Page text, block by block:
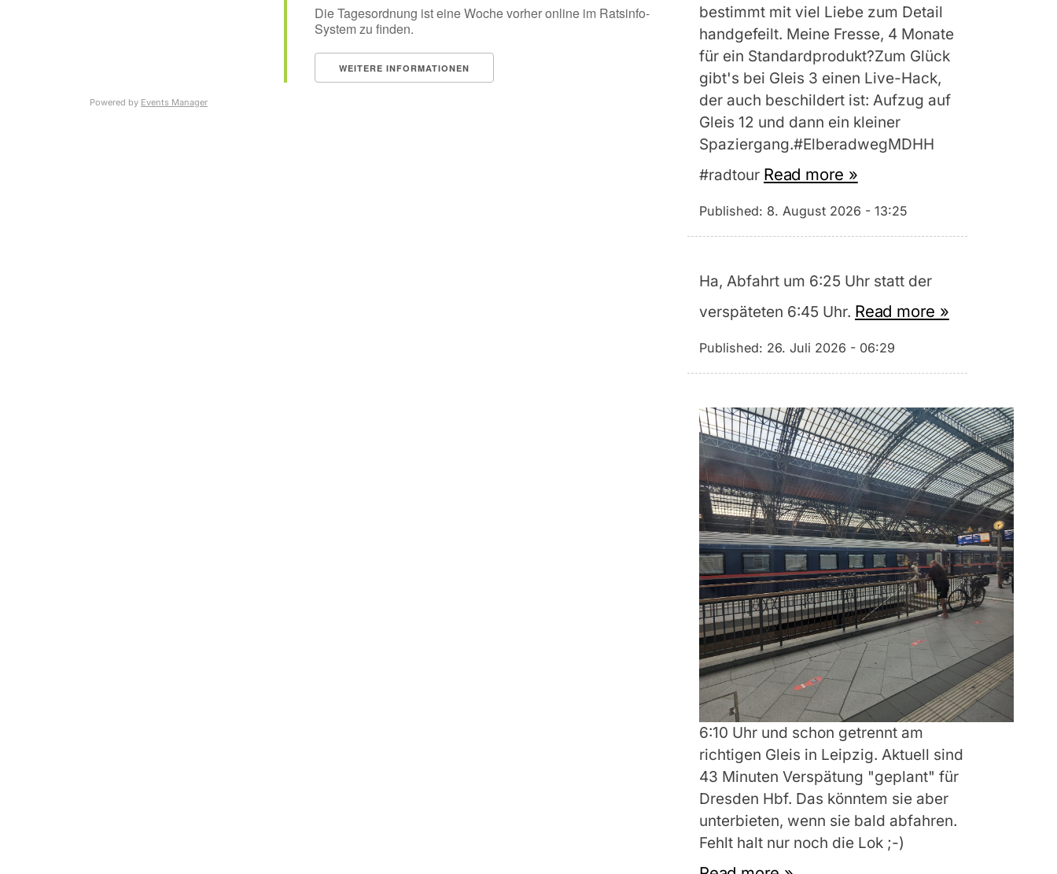
Die Tagesordnung ist eine Woche vorher online im Ratsinfo-
System zu finden.
WEITERE INFORMATIONEN
Powered by Events Manager
bestimmt mit viel Liebe zum Detail
handgefeilt. Meine Fresse, 4 Monate
für ein Standardprodukt?Zum Glück
gibt's bei Gleis 3 einen Live-Hack,
der auch beschildert ist: Aufzug auf
Gleis 12 und dann ein kleiner
Spaziergang.#ElberadwegMDHH
#radtour Read more »
Published: 8. August 2026 - 13:25
Ha, Abfahrt um 6:25 Uhr statt der
verspäteten 6:45 Uhr. Read more »
Published: 26. Juli 2026 - 06:29
6:10 Uhr und schon getrennt am
richtigen Gleis in Leipzig. Aktuell sind
43 Minuten Verspätung "geplant" für
Dresden Hbf. Das könntem sie aber
unterbieten, wenn sie bald abfahren.
Fehlt halt nur noch die Lok ;-)